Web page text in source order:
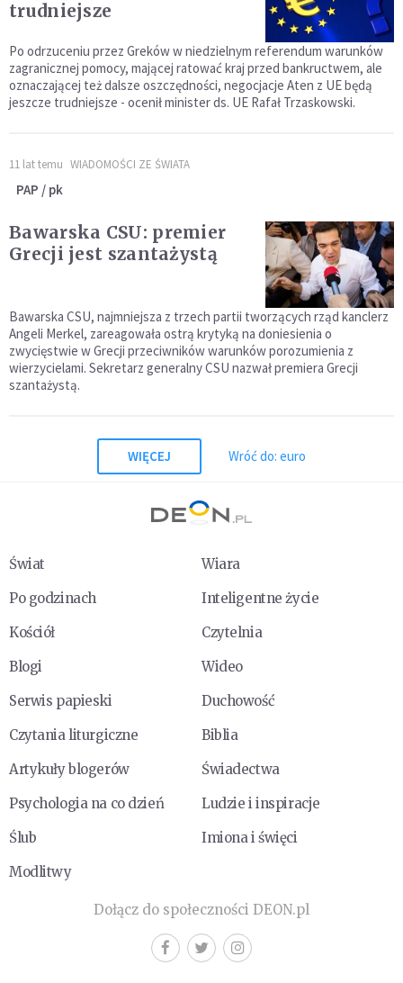
trudniejsze
Po odrzuceniu przez Greków w niedzielnym referendum warunków
zagranicznej pomocy, mającej ratować kraj przed bankructwem, ale
oznaczającej też dalsze oszczędności, negocjacje Aten z UE będą
jeszcze trudniejsze - ocenił minister ds. UE Rafał Trzaskowski.
11 lat temu WIADOMOŚCI ZE ŚWIATA
PAP / pk
Bawarska CSU: premier
Grecji jest szantażystą
Bawarska CSU, najmniejsza z trzech partii tworzących rząd kanclerz
Angeli Merkel, zareagowała ostrą krytyką na doniesienia o
zwycięstwie w Grecji przeciwników warunków porozumienia z
wierzycielami. Sekretarz generalny CSU nazwał premiera Grecji
szantażystą.
WIĘCEJ Wróć do: euro
Świat
Wiara
Po godzinach
Inteligentne życie
Kościół
Czytelnia
Blogi
Wideo
Serwis papieski
Duchowość
Czytania liturgiczne
Biblia
Artykuły blogerów
Świadectwa
Psychologia na co dzień
Ludzie i inspiracje
Ślub
Imiona i święci
Modlitwy
Dołącz do społeczności DEON.pl